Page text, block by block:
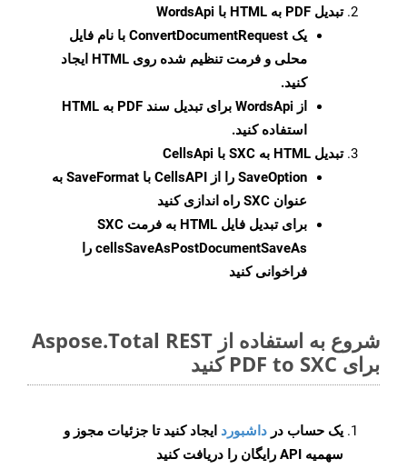
تبدیل PDF به HTML با WordsApi
یک ConvertDocumentRequest با نام فایل
محلی و فرمت تنظیم شده روی HTML ایجاد
کنید.
از WordsApi برای تبدیل سند PDF به HTML
استفاده کنید.
تبدیل HTML به SXC با CellsApi
SaveOption
را از CellsAPI با SaveFormat به
عنوان SXC راه اندازی کنید
برای تبدیل فایل HTML به فرمت
SXC
cellsSaveAsPostDocumentSaveAs را
فراخوانی کنید
شروع به استفاده از Aspose.Total REST
برای PDF to SXC کنید
یک حساب در داشبورد ایجاد کنید تا جزئیات مجوز و
سهمیه API رایگان را دریافت کنید